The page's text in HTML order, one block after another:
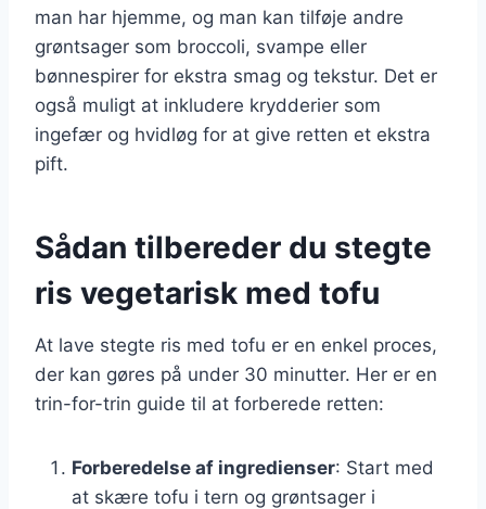
man har hjemme, og man kan tilføje andre
grøntsager som broccoli, svampe eller
bønnespirer for ekstra smag og tekstur. Det er
også muligt at inkludere krydderier som
ingefær og hvidløg for at give retten et ekstra
pift.
Sådan tilbereder du stegte
ris vegetarisk med tofu
At lave stegte ris med tofu er en enkel proces,
der kan gøres på under 30 minutter. Her er en
trin-for-trin guide til at forberede retten:
Forberedelse af ingredienser: Start med
at skære tofu i tern og grøntsager i